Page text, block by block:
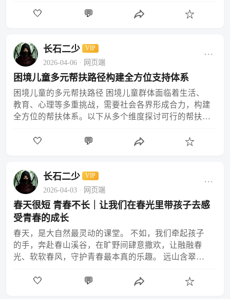
🤍 💬 ☆
长石二少 VIP
2026-04-06· 网页端
···
困境儿童多元帮扶路径构建全方位支持体系
困境儿童的多元帮扶路径 困境儿童群体面临着生活、
教育、心理等多重挑战，需要社会各界形成合力，构建
全方位的帮扶体系。以下从多个维度探讨可行的帮扶方
是帮扶…
🤍 💬 ☆
长石二少 VIP
2026-04-03· 网页端
···
春天很短 青春不长｜让我们在春光里带孩子去感
受青春的成长
春天，是大自然最灵动的课堂。 不如，我们牵起孩子
的手，奔赴春山溪谷，在旷野间肆意撒欢，让融融春
光、软软春风，守护青春最本真的乐趣。 远山含翠，
石，教会孩子…
🤍 💬 ☆